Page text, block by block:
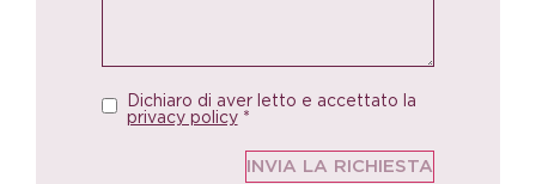
Dichiaro di aver letto e accettato la
privacy policy *